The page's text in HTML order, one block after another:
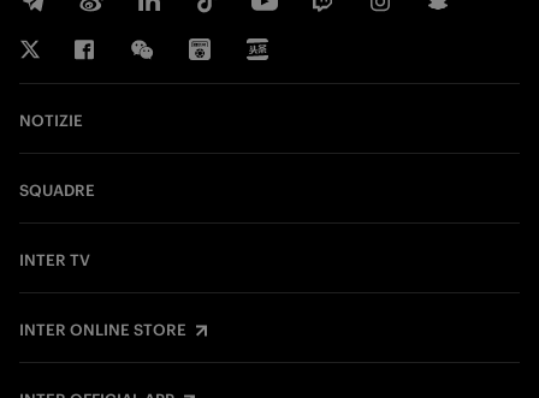
NOTIZIE
SQUADRE
INTER TV
INTER ONLINE STORE